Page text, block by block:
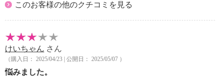
このお客様の他のクチコミを見る
けいちゃん さん
（購入日： 2025/04/23 | 公開日： 2025/05/07 ）
悩みました。